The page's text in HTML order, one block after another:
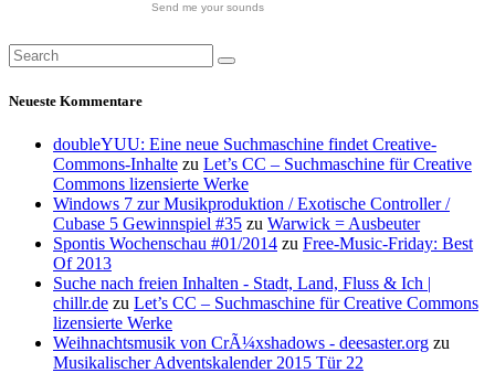
Send me your sounds
Neueste Kommentare
doubleYUU: Eine neue Suchmaschine findet Creative-
Commons-Inhalte zu Let’s CC – Suchmaschine für Creative
Commons lizensierte Werke
Windows 7 zur Musikproduktion / Exotische Controller /
Cubase 5 Gewinnspiel #35 zu Warwick = Ausbeuter
Spontis Wochenschau #01/2014 zu Free-Music-Friday: Best
Of 2013
Suche nach freien Inhalten - Stadt, Land, Fluss & Ich |
chillr.de zu Let’s CC – Suchmaschine für Creative Commons
lizensierte Werke
Weihnachtsmusik von CrÃ¼xshadows - deesaster.org zu
Musikalischer Adventskalender 2015 Tür 22